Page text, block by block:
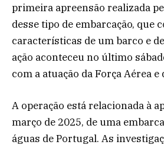
primeira apreensão realizada
desse tipo de embarcação, que
características de um barco e
ação aconteceu no último
com a atuação da Força Aérea e
A operação está relacionada à
março de 2025, de uma
águas de Portugal. As